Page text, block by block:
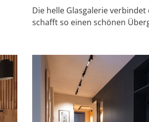
Die helle Glasgalerie
schafft so einen schönen